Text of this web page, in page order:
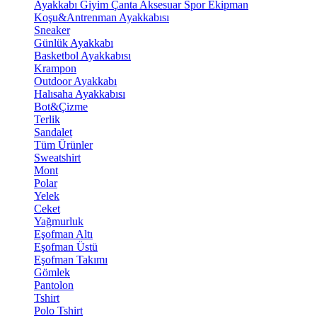
Ayakkabı Giyim Çanta Aksesuar Spor Ekipman
Koşu&Antrenman Ayakkabısı
Sneaker
Günlük Ayakkabı
Basketbol Ayakkabısı
Krampon
Outdoor Ayakkabı
Halısaha Ayakkabısı
Bot&Çizme
Terlik
Sandalet
Tüm Ürünler
Sweatshirt
Mont
Polar
Yelek
Ceket
Yağmurluk
Eşofman Altı
Eşofman Üstü
Eşofman Takımı
Gömlek
Pantolon
Tshirt
Polo Tshirt